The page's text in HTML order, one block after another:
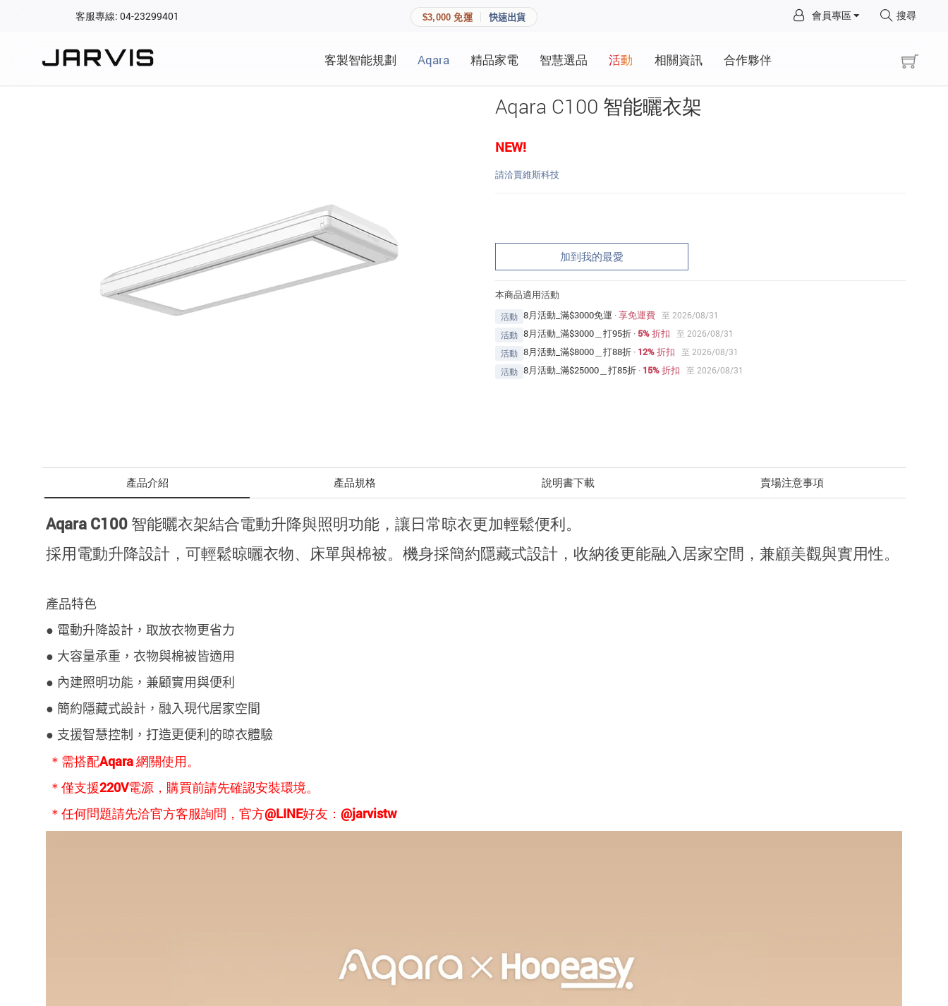
客服專線: 04-23299401 $3,000 免運 快速出貨 會員專區 搜尋
客製智能規劃 Aqara 精品家電 智慧選品 活動 相關資訊 合作夥伴
Aqara C100 智能曬衣架
NEW!
請洽賈維斯科技
加到我的最愛
本商品適用活動
活動 8月活動_滿$3000免運 ·享免運費
至 2026/08/31
活動 8月活動_滿$3000＿打95折 · 5% 折扣
至 2026/08/31
活動 8月活動_滿$8000＿打88折 · 12% 折扣
至 2026/08/31
活動 8月活動_滿$25000＿打85折 · 15% 折扣 至 2026/08/31
產品介紹 產品規格 說明書下載 賣場注意事項
Aqara C100 智能曬衣架結合電動升降與照明功能，讓日常晾衣更加輕鬆便利。
採用電動升降設計，可輕鬆晾曬衣物、床單與棉被。機身採簡約隱藏式設計，收納後更能融入居家空間，兼顧美觀與實用性。
產品特色
● 電動升降設計，取放衣物更省力
● 大容量承重，衣物與棉被皆適用
● 內建照明功能，兼顧實用與便利
● 簡約隱藏式設計，融入現代居家空間
● 支援智慧控制，打造更便利的晾衣體驗
＊需搭配Aqara 網關使用。
＊僅支援220V電源，購買前請先確認安裝環境。
＊任何問題請先洽官方客服詢問，官方@LINE好友：@jarvistw
×
登入會員
追蹤我的訂單
會員資料管理
查看我的最愛